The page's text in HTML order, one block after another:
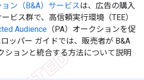
ン（B&A）サービスは、広告の購入
ビス群で、高信頼実行環境（TEE）
Audience （PA）オークションを促
ッパー ガイドでは、販売者が B&A
ションと統合する方法について説明